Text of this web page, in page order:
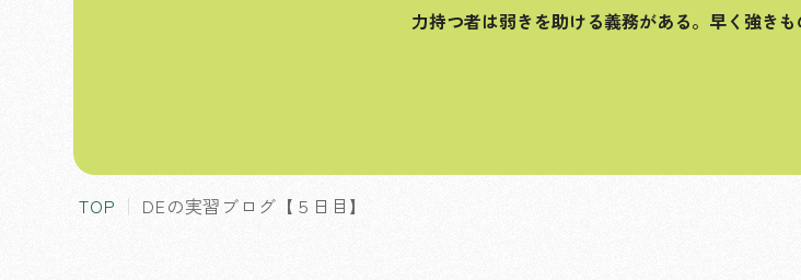
力持つ者は弱きを助ける義務がある。 早く強きも
TOP DEの実習ブログ【５日目】